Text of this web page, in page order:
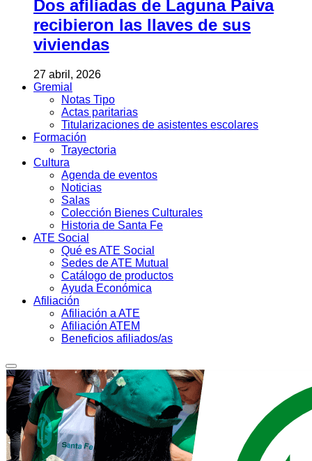
Dos afiliadas de Laguna Paiva
recibieron las llaves de sus
viviendas
27 abril, 2026
Gremial
Notas Tipo
Actas paritarias
Titularizaciones de asistentes escolares
Formación
Trayectoria
Cultura
Agenda de eventos
Noticias
Salas
Colección Bienes Culturales
Historia de Santa Fe
ATE Social
Qué es ATE Social
Sedes de ATE Mutual
Catálogo de productos
Ayuda Económica
Afiliación
Afiliación a ATE
Afiliación ATEM
Beneficios afiliados/as